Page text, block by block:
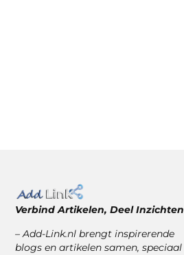
Verbind Artikelen, Deel Inzichten
– Add-Link.nl brengt inspirerende
blogs en artikelen samen, speciaal